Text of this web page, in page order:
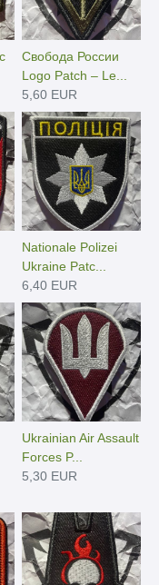
Свобода России
Logo Patch – Le...
5,60 EUR
Nationale Polizei
Ukraine Patc...
6,40 EUR
Ukrainian Air Assault
Forces P...
5,30 EUR